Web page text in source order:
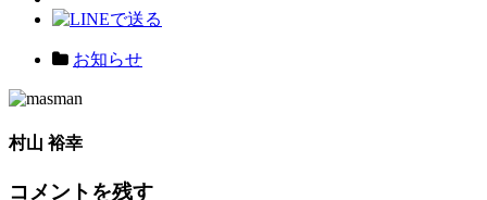
お知らせ
村山 裕幸
コメントを残す